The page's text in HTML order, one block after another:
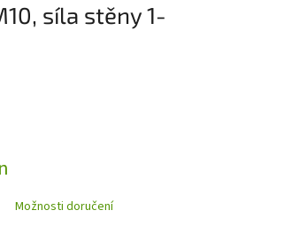
síla stěny 1-
Možnosti doručení